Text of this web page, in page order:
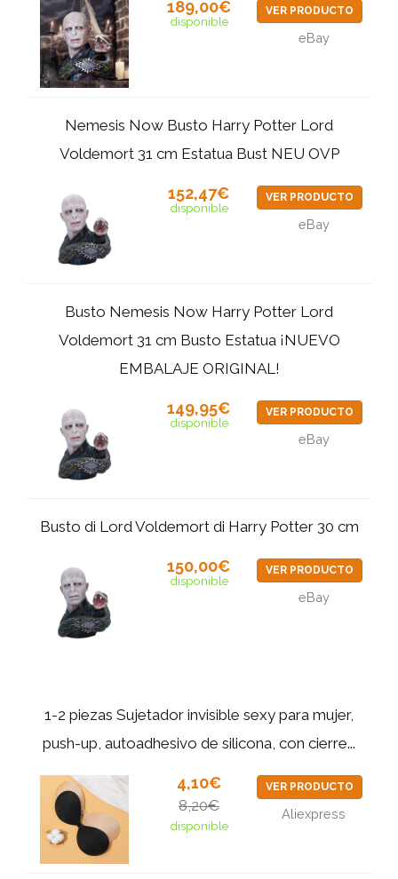
189,00€
disponible
VER PRODUCTO
eBay
Nemesis Now Busto Harry Potter Lord
Voldemort 31 cm Estatua Bust NEU OVP
152,47€
disponible
VER PRODUCTO
eBay
Busto Nemesis Now Harry Potter Lord
Voldemort 31 cm Busto Estatua ¡NUEVO
EMBALAJE ORIGINAL!
149,95€
disponible
VER PRODUCTO
eBay
Busto di Lord Voldemort di Harry Potter 30 cm
150,00€
disponible
VER PRODUCTO
eBay
1-2 piezas Sujetador invisible sexy para mujer,
push-up, autoadhesivo de silicona, con cierre...
4,10€
8,20€
disponible
VER PRODUCTO
Aliexpress